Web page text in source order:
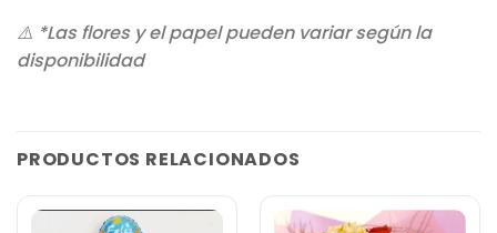
​⚠️ *Las flores y el papel pueden variar según la
disponibilidad
PRODUCTOS RELACIONADOS